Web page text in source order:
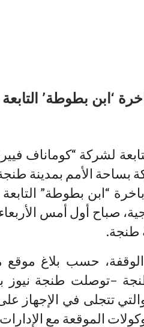
‘ابن بطوطة’
لشركة “كوماناف
بساحة الأمم بمدينة
“ابن بطوطة”
صباح أول أمس
طنجة.
حسب بلاغ
–توصلت طنجة نيوز
والتي تتجلى في الإجهاز
الموقعة مع الإدارات